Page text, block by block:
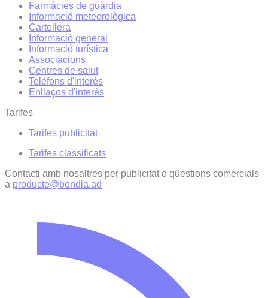
Farmàcies de guàrdia
Informació meteorològica
Cartellera
Informació general
Informació turística
Associacions
Centres de salut
Telèfons d'interès
Enllaços d'interés
Tarifes
Tarifes publicitat
Tarifes classificats
Contacti amb nosaltres per publicitat o qüestions comercials
a producte@bondia.ad